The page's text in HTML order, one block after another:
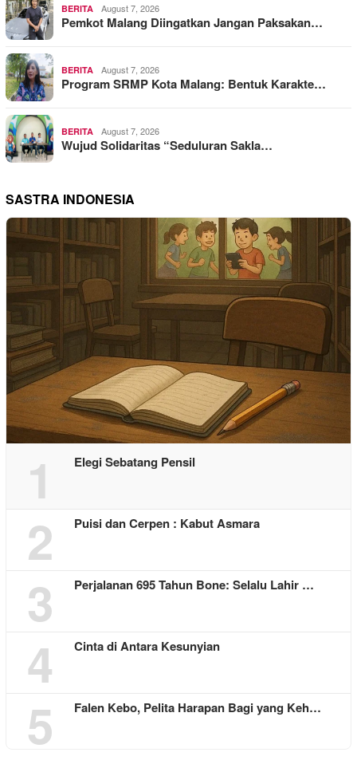
BERITA August 7, 2026
Pemkot Malang Diingatkan Jangan Paksakan…
BERITA August 7, 2026
Program SRMP Kota Malang: Bentuk Karakte…
BERITA August 7, 2026
Wujud Solidaritas “Seduluran Sakla…
SASTRA INDONESIA
1 Elegi Sebatang Pensil
2 Puisi dan Cerpen : Kabut Asmara
3 Perjalanan 695 Tahun Bone: Selalu Lahir …
4 Cinta di Antara Kesunyian
5 Falen Kebo, Pelita Harapan Bagi yang Keh…